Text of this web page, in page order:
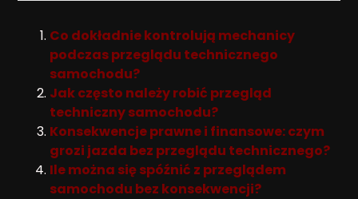
Co dokładnie kontrolują mechanicy
podczas przeglądu technicznego
samochodu?
Jak często należy robić przegląd
techniczny samochodu?
Konsekwencje prawne i finansowe: czym
grozi jazda bez przeglądu technicznego?
Ile można się spóźnić z przeglądem
samochodu bez konsekwencji?